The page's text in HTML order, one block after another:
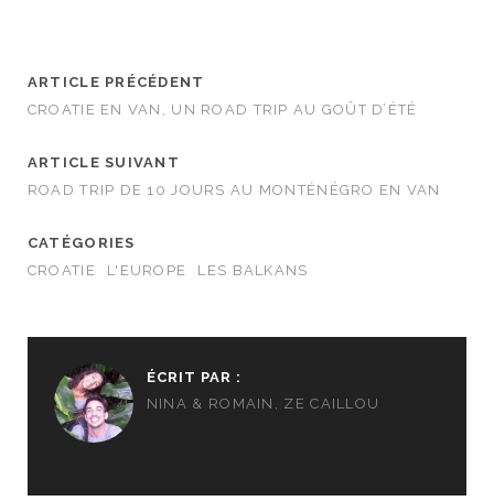
ARTICLE PRÉCÉDENT
CROATIE EN VAN, UN ROAD TRIP AU GOÛT D’ÉTÉ
ARTICLE SUIVANT
ROAD TRIP DE 10 JOURS AU MONTÉNÉGRO EN VAN
CATÉGORIES
CROATIE
L'EUROPE LES BALKANS
ÉCRIT PAR :
NINA & ROMAIN, ZE CAILLOU